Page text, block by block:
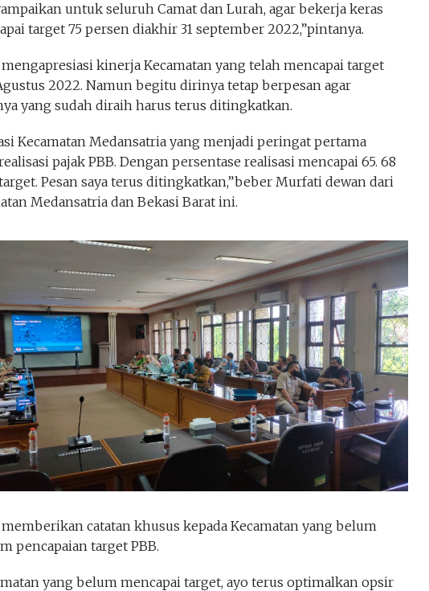
untuk seluruh Camat dan Lurah, agar bekerja keras
target 75 persen diakhir 31 september 2022,”pintanya.
kinerja Kecamatan yang telah mencapai target
2022. Namun begitu dirinya tetap berpesan agar
yang sudah diraih harus terus ditingkatkan.
Kecamatan Medansatria yang menjadi peringat pertama
pajak PBB. Dengan persentase realisasi mencapai 65. 68
Pesan saya terus ditingkatkan,”beber Murfati dewan dari
Medansatria dan Bekasi Barat ini.
catatan khusus kepada Kecamatan yang belum
pencapaian target PBB.
yang belum mencapai target, ayo terus optimalkan opsir